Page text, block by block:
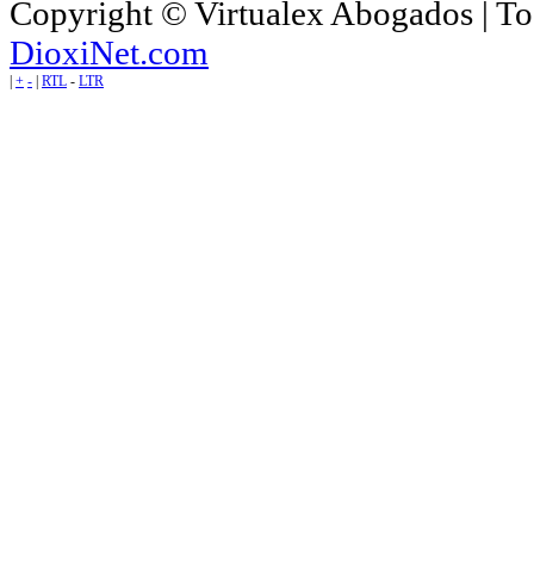
Copyright © Virtualex Abogados |
DioxiNet.com
+ - RTL - LTR